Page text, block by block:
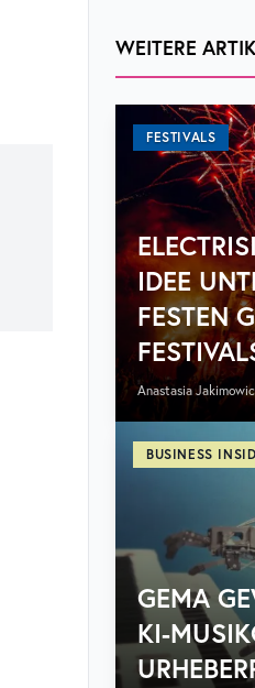
WEITERE
FESTIVALS
IDEE
FESTEN
Anastasia
BUSINESS
GEMA
KI-